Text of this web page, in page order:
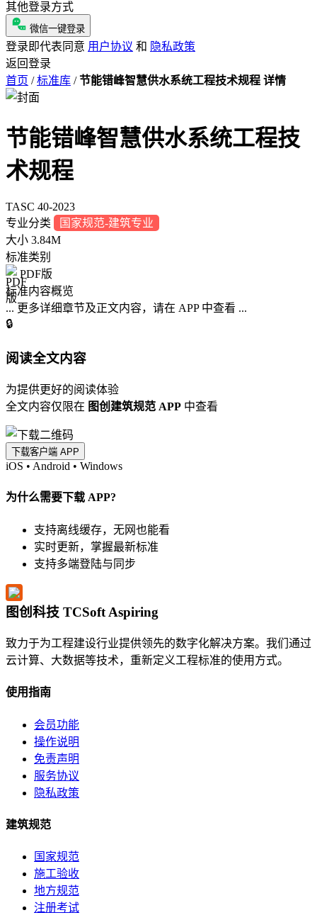
其他登录方式
微信一键登录
登录即代表同意 用户协议 和 隐私政策
返回登录
首页 / 标准库 / 节能错峰智慧供水系统工程技术规程 详情
节能错峰智慧供水系统工程技
术规程
TASC 40-2023
专业分类
国家规范-建筑专业
大小 3.84M
标准类别
PDF版
标准内容概览
... 更多详细章节及正文内容，请在 APP 中查看 ...
🔒
阅读全文内容
为提供更好的阅读体验
全文内容仅限在 图创建筑规范 APP 中查看
下载客户端 APP
iOS • Android • Windows
为什么需要下载 APP?
支持离线缓存，无网也能看
实时更新，掌握最新标准
支持多端登陆与同步
图创科技 TCSoft Aspiring
致力于为工程建设行业提供领先的数字化解决方案。我们通过
云计算、大数据等技术，重新定义工程标准的使用方式。
使用指南
会员功能
操作说明
免责声明
服务协议
隐私政策
建筑规范
国家规范
施工验收
地方规范
注册考试